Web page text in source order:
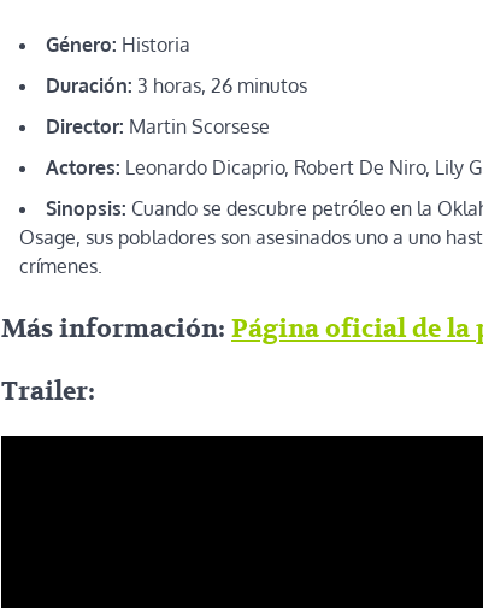
Género: Historia
Duración: 3 horas, 26 minutos
Director: Martin Scorsese
Actores: Leonardo Dicaprio, Robert De Niro, Lily
Sinopsis: Cuando se descubre petróleo en la
Osage, sus pobladores son asesinados uno a uno
crímenes.
Más información: Página oficial de la
Trailer: